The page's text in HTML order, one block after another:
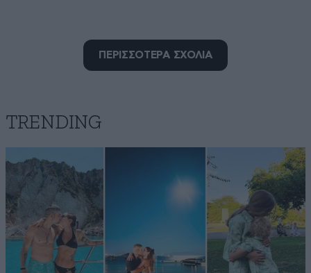
και καλα εκανες ρε ανασταση
Απαντήστε 0
σαν 02·06·2026 13:20
ΠΕΡΙΣΣΟΤΕΡΑ ΣΧΟΛΙΑ
TRENDING